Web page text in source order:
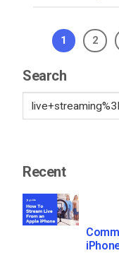
1 2
Search
Recent